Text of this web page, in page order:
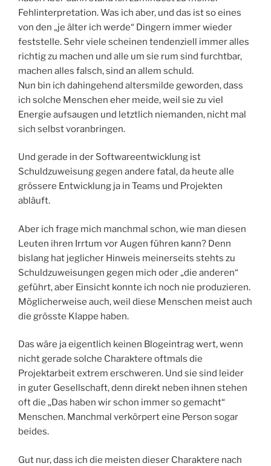
Fehlinterpretation. Was ich aber, und das ist so eines
von den „je älter ich werde“ Dingern immer wieder
feststelle. Sehr viele scheinen tendenziell immer alles
richtig zu machen und alle um sie rum sind furchtbar,
machen alles falsch, sind an allem schuld.
Nun bin ich dahingehend altersmilde geworden, dass
ich solche Menschen eher meide, weil sie zu viel
Energie aufsaugen und letztlich niemanden, nicht mal
sich selbst voranbringen.
Und gerade in der Softwareentwicklung ist
Schuldzuweisung gegen andere fatal, da heute alle
grössere Entwicklung ja in Teams und Projekten
abläuft.
Aber ich frage mich manchmal schon, wie man diesen
Leuten ihren Irrtum vor Augen führen kann? Denn
bislang hat jeglicher Hinweis meinerseits stehts zu
Schuldzuweisungen gegen mich oder „die anderen“
geführt, aber Einsicht konnte ich noch nie produzieren.
Möglicherweise auch, weil diese Menschen meist auch
die grösste Klappe haben.
Das wäre ja eigentlich keinen Blogeintrag wert, wenn
nicht gerade solche Charaktere oftmals die
Projektarbeit extrem erschweren. Und sie sind leider
in guter Gesellschaft, denn direkt neben ihnen stehen
oft die „Das haben wir schon immer so gemacht“
Menschen. Manchmal verkörpert eine Person sogar
beides.
Gut nur, dass ich die meisten dieser Charaktere nach